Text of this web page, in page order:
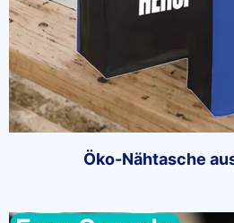
Öko-Nähtasche